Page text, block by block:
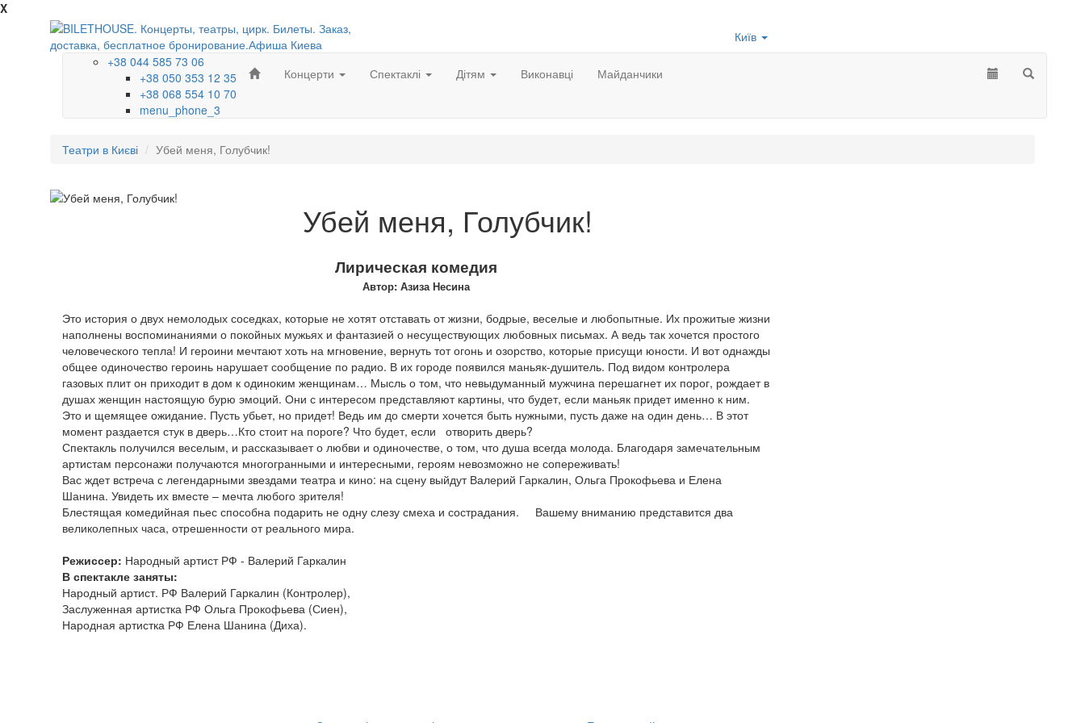
X
Київ
+38 044 585 73 06
+38 050 353 12 35
+38 068 554 10 70
menu_phone_3
Концерти Спектаклі Дітям Виконавці Майданчики
Театри в Києві Убей меня, Голубчик!
Убей меня, Голубчик!
Лирическая комедия
Автор: Азиза Несина
Это история о двух немолодых соседках, которые не хотят отставать от жизни, бодрые, веселые и любопытные. Их прожитые жизни
наполнены воспоминаниями о покойных мужьях и фантазией о несуществующих любовных письмах. А ведь так хочется простого
человеческого тепла! И героини мечтают хоть на мгновение, вернуть тот огонь и озорство, которые присущи юности. И вот однажды
общее одиночество героинь нарушает сообщение по радио. В их городе появился маньяк-душитель. Под видом контролера
газовых плит он приходит в дом к одиноким женщинам… Мысль о том, что невыдуманный мужчина перешагнет их порог, рождает в
душах женщин настоящую бурю эмоций. Они с интересом представляют картины, что будет, если маньяк придет именно к ним.
Это и щемящее ожидание. Пусть убьет, но придет! Ведь им до смерти хочется быть нужными, пусть даже на один день… В этот
момент раздается стук в дверь…Кто стоит на пороге? Что будет, если отворить дверь?
Спектакль получился веселым, и рассказывает о любви и одиночестве, о том, что душа всегда молода. Благодаря замечательным
артистам персонажи получаются многогранными и интересными, героям невозможно не сопереживать!
Вас ждет встреча с легендарными звездами театра и кино: на сцену выйдут Валерий Гаркалин, Ольга Прокофьева и Елена
Шанина. Увидеть их вместе – мечта любого зрителя!
Блестящая комедийная пьес способна подарить не одну слезу смеха и сострадания. Вашему вниманию представится два
великолепных часа, отрешенности от реального мира.
Режиссер: Народный артист РФ - Валерий Гаркалин
В спектакле заняты:
Народный артист. РФ Валерий Гаркалин (Контролер),
Заслуженная артистка РФ Ольга Прокофьева (Сиен),
Народная артистка РФ Елена Шанина (Диха).